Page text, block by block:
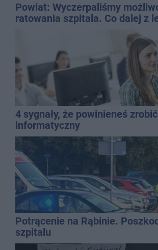
Powiat: Wyczerpaliśmy
ratowania szpitala. Co dalej z
4 sygnały, że powinieneś
informatyczny
Potrącenie na Rąbinie.
szpitalu